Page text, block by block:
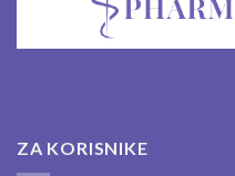
ZA KORISNIKE